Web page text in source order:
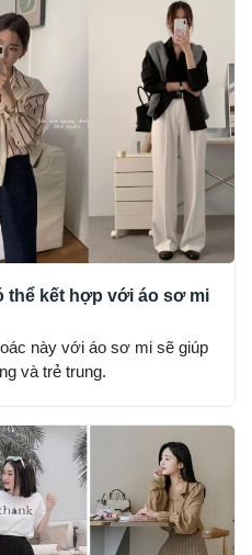
thể kết hợp với áo sơ mi
này với áo sơ mi sẽ giúp
và trẻ trung.